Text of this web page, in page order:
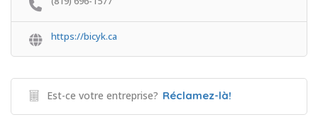
https://bicyk.ca
Est-ce votre entreprise? Réclamez-là!